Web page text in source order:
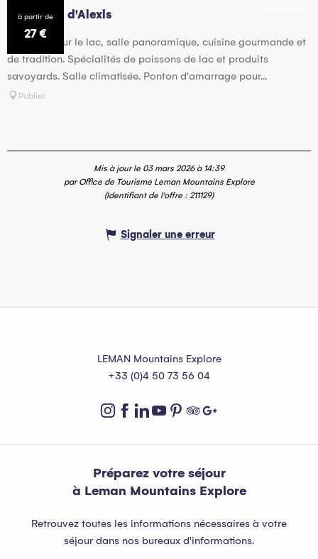
à partir de
27€
Le radeau d'Alexis
Sur pilotis sur le lac, salle panoramique, cuisine gourmande et
de tradition. Spécialités de poissons de lac et produits
savoyards. Salle climatisée. Ponton d'amarrage pour...
Publier
Mis à jour le 03 mars 2026 à 14:39
par Office de Tourisme Leman Mountains Explore
(Identifiant de l'offre : 211129)
Signaler une erreur
LEMAN Mountains Explore
+33 (0)4 50 73 56 04
Préparez votre séjour
à Leman Mountains Explore
Retrouvez toutes les informations nécessaires à votre
séjour dans nos bureaux d'informations.